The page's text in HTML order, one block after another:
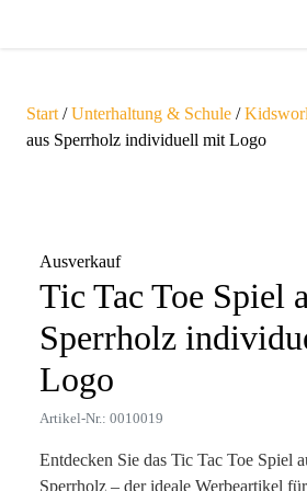
Start /Unterhaltung & Schule /
aus Sperrholz individuell mit Logo
Ausverkauf
Tic Tac Toe Spiel
Sperrholz
Logo
Artikel-Nr.: 0010019
Entdecken Sie das Tic Tac Toe Spiel
Sperrholz – der ideale Werbeartikel